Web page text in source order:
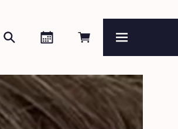
Online reserveren
Agenda
Zoeken